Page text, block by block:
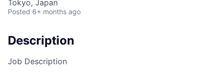
Tokyo, Japan
Posted 6+ months ago
Description
Job Description